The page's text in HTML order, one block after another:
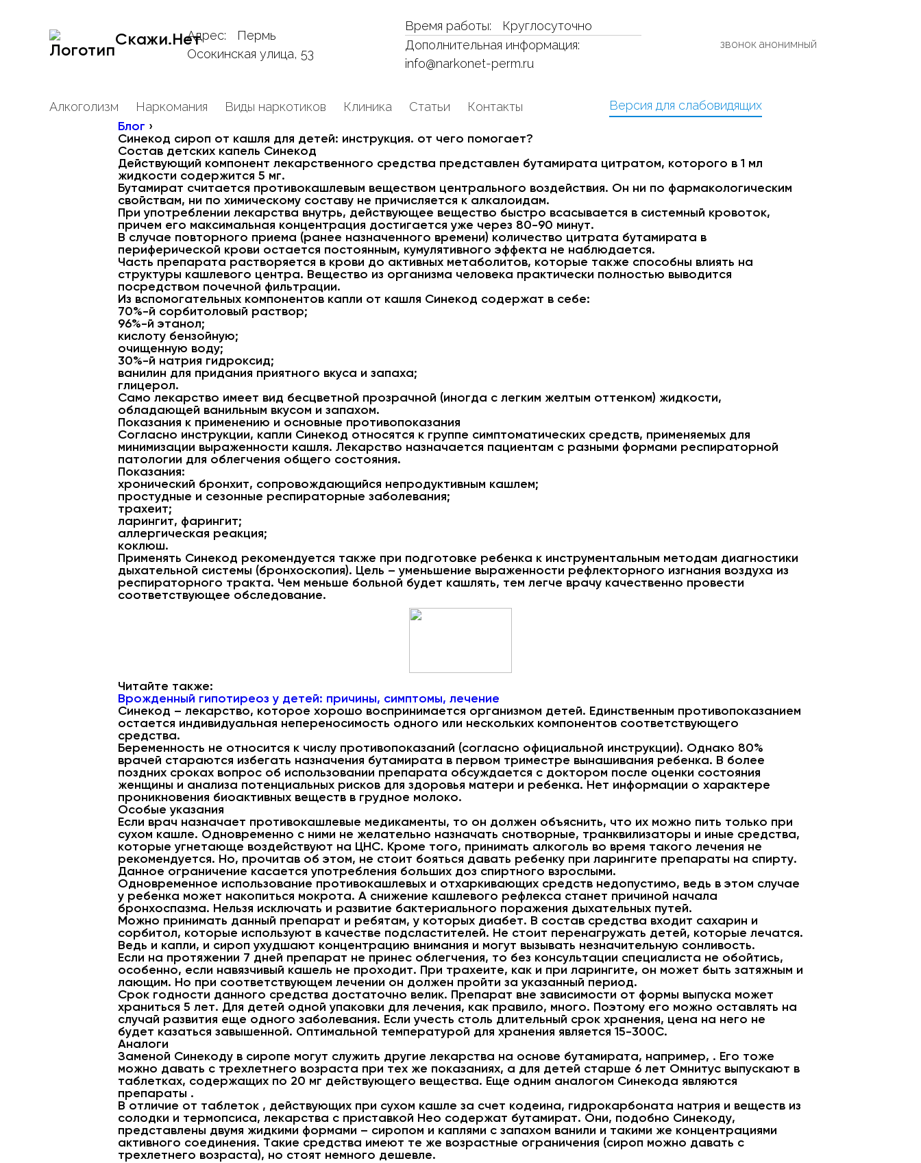
Скажи.НетАдрес:
Пермь
Осокинская улица, 53
Время работы:
Круглосуточно
Дополнительная информация:
info@narkonet-perm.ru
звонок анонимный
Алкоголизм Наркомания Виды наркотиков Клиника Статьи Контакты Версия для слабовидящих
Блог ›
Синекод сироп от кашля для детей: инструкция. от чего помогает?
Состав детских капель Синекод
Действующий компонент лекарственного средства представлен бутамирата цитратом, которого в 1 мл
жидкости содержится 5 мг.
Бутамират считается противокашлевым веществом центрального воздействия. Он ни по фармакологическим
свойствам, ни по химическому составу не причисляется к алкалоидам.
При употреблении лекарства внутрь, действующее вещество быстро всасывается в системный кровоток,
причем его максимальная концентрация достигается уже через 80-90 минут.
В случае повторного приема (ранее назначенного времени) количество цитрата бутамирата в
периферической крови остается постоянным, кумулятивного эффекта не наблюдается.
Часть препарата растворяется в крови до активных метаболитов, которые также способны влиять на
структуры кашлевого центра. Вещество из организма человека практически полностью выводится
посредством почечной фильтрации.
Из вспомогательных компонентов капли от кашля Синекод содержат в себе:
70%-й сорбитоловый раствор;
96%-й этанол;
кислоту бензойную;
очищенную воду;
30%-й натрия гидроксид;
ванилин для придания приятного вкуса и запаха;
глицерол.
Само лекарство имеет вид бесцветной прозрачной (иногда с легким желтым оттенком) жидкости,
обладающей ванильным вкусом и запахом.
Показания к применению и основные противопоказания
Согласно инструкции, капли Синекод относятся к группе симптоматических средств, применяемых для
минимизации выраженности кашля. Лекарство назначается пациентам с разными формами респираторной
патологии для облегчения общего состояния.
Показания:
хронический бронхит, сопровождающийся непродуктивным кашлем;
простудные и сезонные респираторные заболевания;
трахеит;
ларингит, фарингит;
аллергическая реакция;
коклюш.
Применять Синекод рекомендуется также при подготовке ребенка к инструментальным методам диагностики
дыхательной системы (бронхоскопия). Цель – уменьшение выраженности рефлекторного изгнания воздуха из
респираторного тракта. Чем меньше больной будет кашлять, тем легче врачу качественно провести
соответствующее обследование.
Читайте также:
Врожденный гипотиреоз у детей: причины, симптомы, лечение
Синекод – лекарство, которое хорошо воспринимается организмом детей. Единственным противопоказанием
остается индивидуальная непереносимость одного или нескольких компонентов соответствующего
средства.
Беременность не относится к числу противопоказаний (согласно официальной инструкции). Однако 80%
врачей стараются избегать назначения бутамирата в первом триместре вынашивания ребенка. В более
поздних сроках вопрос об использовании препарата обсуждается с доктором после оценки состояния
женщины и анализа потенциальных рисков для здоровья матери и ребенка. Нет информации о характере
проникновения биоактивных веществ в грудное молоко.
Особые указания
Если врач назначает противокашлевые медикаменты, то он должен объяснить, что их можно пить только при
сухом кашле. Одновременно с ними не желательно назначать снотворные, транквилизаторы и иные средства,
которые угнетающе воздействуют на ЦНС. Кроме того, принимать алкоголь во время такого лечения не
рекомендуется. Но, прочитав об этом, не стоит бояться давать ребенку при ларингите препараты на спирту.
Данное ограничение касается употребления больших доз спиртного взрослыми.
Одновременное использование противокашлевых и отхаркивающих средств недопустимо, ведь в этом случае
у ребенка может накопиться мокрота. А снижение кашлевого рефлекса станет причиной начала
бронхоспазма. Нельзя исключать и развитие бактериального поражения дыхательных путей.
Можно принимать данный препарат и ребятам, у которых диабет. В состав средства входит сахарин и
сорбитол, которые используют в качестве подсластителей. Не стоит перенагружать детей, которые лечатся.
Ведь и капли, и сироп ухудшают концентрацию внимания и могут вызывать незначительную сонливость.
Если на протяжении 7 дней препарат не принес облегчения, то без консультации специалиста не обойтись,
особенно, если навязчивый кашель не проходит. При трахеите, как и при ларингите, он может быть затяжным и
лающим. Но при соответствующем лечении он должен пройти за указанный период.
Срок годности данного средства достаточно велик. Препарат вне зависимости от формы выпуска может
храниться 5 лет. Для детей одной упаковки для лечения, как правило, много. Поэтому его можно оставлять на
случай развития еще одного заболевания. Если учесть столь длительный срок хранения, цена на него не
будет казаться завышенной. Оптимальной температурой для хранения является 15-300С.
Аналоги
Заменой Синекоду в сиропе могут служить другие лекарства на основе бутамирата, например, . Его тоже
можно давать с трехлетнего возраста при тех же показаниях, а для детей старше 6 лет Омнитус выпускают в
таблетках, содержащих по 20 мг действующего вещества. Еще одним аналогом Синекода являются
препараты .
В отличие от таблеток , действующих при сухом кашле за счет кодеина, гидрокарбоната натрия и веществ из
солодки и термопсиса, лекарства с приставкой Нео содержат бутамират. Они, подобно Синекоду,
представлены двумя жидкими формами – сиропом и каплями с запахом ванили и такими же концентрациями
активного соединения. Такие средства имеют те же возрастные ограничения (сироп можно давать с
трехлетнего возраста), но стоят немного дешевле.